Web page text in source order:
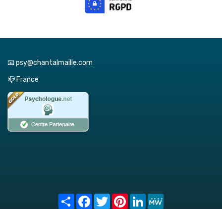
📧 psy@chantalmaille.com
📪 France
Share FacebookTwitterPinterest
LinkedIn